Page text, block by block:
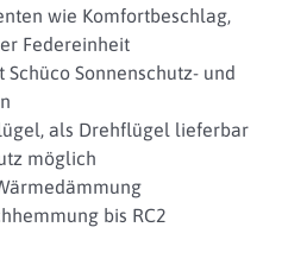
wie Komfortbeschlag,
Federeinheit
Sonnenschutz- und
als Drehflügel lieferbar
möglich
bis RC2